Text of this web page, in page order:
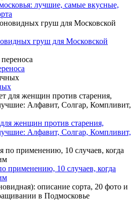
лучшие, самые вкусные,
груш для Московской
женщин против старения,
Алфавит, Солгар, Компливит,
применению, 10 случаев, когда